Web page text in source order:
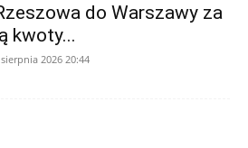
do Warszawy za
kwoty...
2026 20:44